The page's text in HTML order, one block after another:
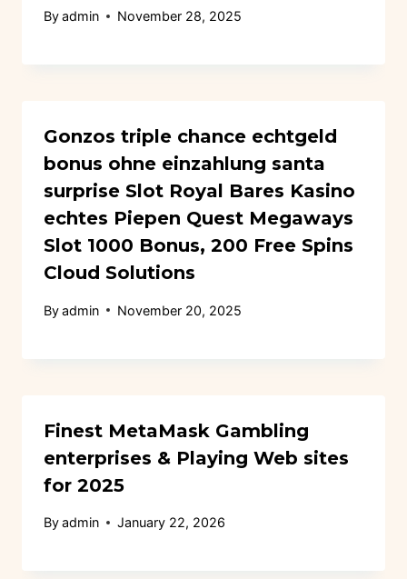
Byadmin November 28, 2025
Gonzos triple chance echtgeld
bonus ohne einzahlung santa
surprise Slot Royal Bares Kasino
echtes Piepen Quest Megaways
Slot 1000 Bonus, 200 Free Spins
Cloud Solutions
Byadmin November 20, 2025
Finest MetaMask Gambling
enterprises & Playing Web sites
for 2025
Byadmin January 22, 2026